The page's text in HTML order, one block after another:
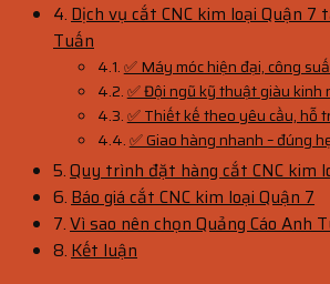
Dịch vụ cắt CNC kim loại Quận 7
Tuấn
✅ Máy móc hiện đại, công
✅ Đội ngũ kỹ thuật giàu kinh
✅ Thiết kế theo yêu cầu, hỗ
✅ Giao hàng nhanh – đúng
Quy trình đặt hàng cắt CNC kim
Báo giá cắt CNC kim loại Quận 7
Vì sao nên chọn Quảng Cáo Anh
Kết luận